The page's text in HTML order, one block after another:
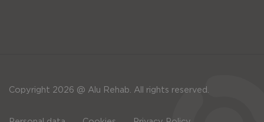
Copyright 2026 @ Alu Rehab. All rights reserved.